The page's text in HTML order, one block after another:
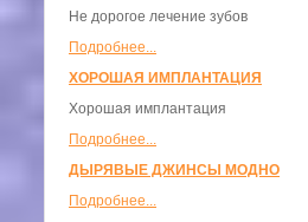
Не дорогое лечение зубов
Подробнее...
ХОРОШАЯ ИМПЛАНТАЦИЯ
Хорошая имплантация
Подробнее...
ДЫРЯВЫЕ ДЖИНСЫ МОДНО
Подробнее...